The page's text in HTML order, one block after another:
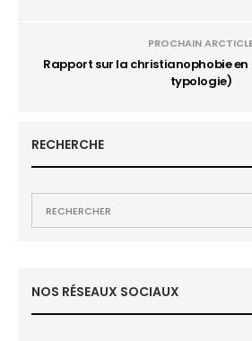
PROCHAIN
Rapport sur la christianophobie
typologie)
RECHERCHE
NOS RÉSEAUX SOCIAUX